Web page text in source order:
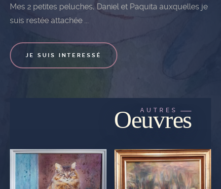
Mes 2 petites peluches, Daniel et Paquita auxquelles je
suis restée attachée ...
JE SUIS INTERESSÉ
AUTRES
Oeuvres